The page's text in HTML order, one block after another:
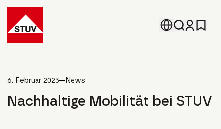
Go To the Homepage
6. Februar 2025 News
Nachhaltige Mobilität bei STUV